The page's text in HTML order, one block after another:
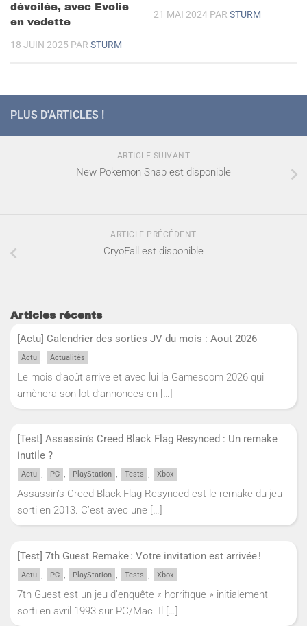
dévoilée, avec Evolie
en vedette
18 JUIN 2025 PAR STURM
21 MAI 2024 PAR STURM
PLUS D'ARTICLES !
ARTICLE SUIVANT
New Pokemon Snap est disponible
ARTICLE PRÉCÉDENT
CryoFall est disponible
Articles récents
[Actu] Calendrier des sorties JV du mois : Aout 2026
Actu , Actualités
Le mois d’août arrive et avec lui la Gamescom 2026 qui
amènera son lot d’annonces en […]
[Test] Assassin’s Creed Black Flag Resynced : Un remake
inutile ?
Actu , PC , PlayStation , Tests , Xbox
Assassin’s Creed Black Flag Resynced est le remake du jeu
sorti en 2013. C’est avec une […]
[Test] 7th Guest Remake : Votre invitation est arrivée !
Actu , PC , PlayStation , Tests , Xbox
7th Guest est un jeu d’enquête « horrifique » initialement
sorti en avril 1993 sur PC/Mac. Il […]